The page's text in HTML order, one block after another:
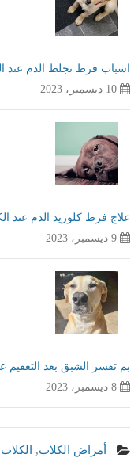
اسباب فرط تجلط الدم عند
10 ديسمبر، 2023
علاج فرط كلوريد الدم عند
9 ديسمبر، 2023
بم تفسر الشبق بعد التعقيم
8 ديسمبر، 2023
أمراض الكلاب, الكلاب